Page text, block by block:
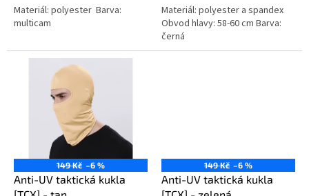
Materiál: polyester Barva:
multicam
Materiál: polyester a spandex
Obvod hlavy: 58-60 cm Barva:
černá
149 Kč –6 %
Anti-UV taktická kukla
149 Kč –6 %
Anti-UV taktická kukla